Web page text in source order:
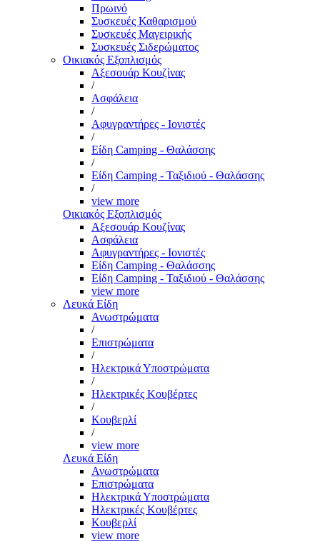
Πρωινό
Συσκευές Καθαρισμού
Συσκευές Μαγειρικής
Συσκευές Σιδερώματος
Οικιακός Εξοπλισμός
Αξεσουάρ Κουζίνας
/
Ασφάλεια
/
Αφυγραντήρες - Ιονιστές
/
Είδη Camping - Θαλάσσης
/
Είδη Camping - Ταξιδιού - Θαλάσσης
/
view more
Οικιακός Εξοπλισμός
Αξεσουάρ Κουζίνας
Ασφάλεια
Αφυγραντήρες - Ιονιστές
Είδη Camping - Θαλάσσης
Είδη Camping - Ταξιδιού - Θαλάσσης
view more
Λευκά Είδη
Ανωστρώματα
/
Επιστρώματα
/
Ηλεκτρικά Υποστρώματα
/
Ηλεκτρικές Κουβέρτες
/
Κουβερλί
/
view more
Λευκά Είδη
Ανωστρώματα
Επιστρώματα
Ηλεκτρικά Υποστρώματα
Ηλεκτρικές Κουβέρτες
Κουβερλί
view more